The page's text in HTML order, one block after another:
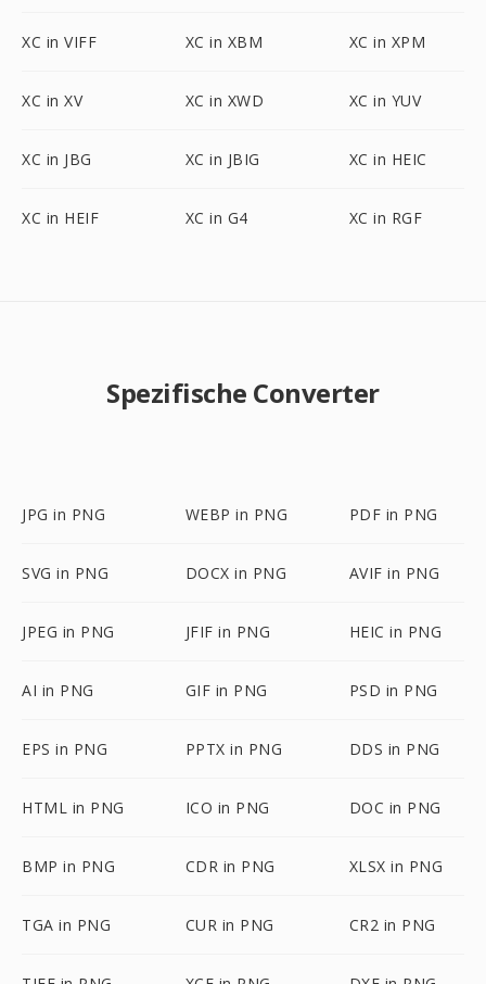
XC in VIFF XC in XBM XC in XPM
XC in XV XC in XWD XC in YUV
XC in JBG XC in JBIG XC in HEIC
XC in HEIF XC in G4 XC in RGF
Spezifische Converter
JPG in PNG WEBP in PNG PDF in PNG
SVG in PNG DOCX in PNG AVIF in PNG
JPEG in PNG JFIF in PNG HEIC in PNG
AI in PNG GIF in PNG PSD in PNG
EPS in PNG PPTX in PNG DDS in PNG
HTML in PNG ICO in PNG DOC in PNG
BMP in PNG CDR in PNG XLSX in PNG
TGA in PNG CUR in PNG CR2 in PNG